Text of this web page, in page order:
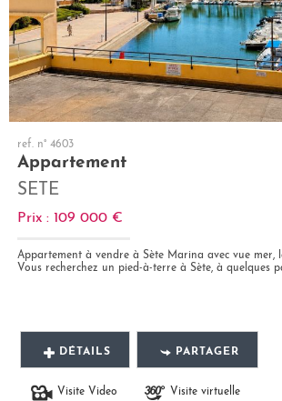
ref. n° 4603
Appartement
SETE
Prix : 109 000 €
Appartement à vendre à Sète Marina avec vue mer,
Vous recherchez un pied-à-terre à Sète, à quelques pas de la plage, avec une
DÉTAILS PARTAGER
Visite Video Visite virtuelle